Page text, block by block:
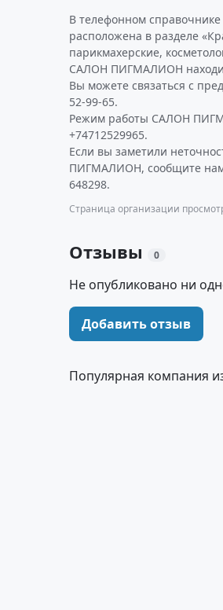
В телефонном
расположена в разделе
парикмахерские,
САЛОН ПИГМАЛИОН
Вы можете связаться с
52-99-65.
Режим работы САЛОН
+74712529965.
Если вы заметили
ПИГМАЛИОН, сообщите
648298.
Страница организации
Отзывы 0
Не опубликовано ни
Добавить отзыв
Популярная компания